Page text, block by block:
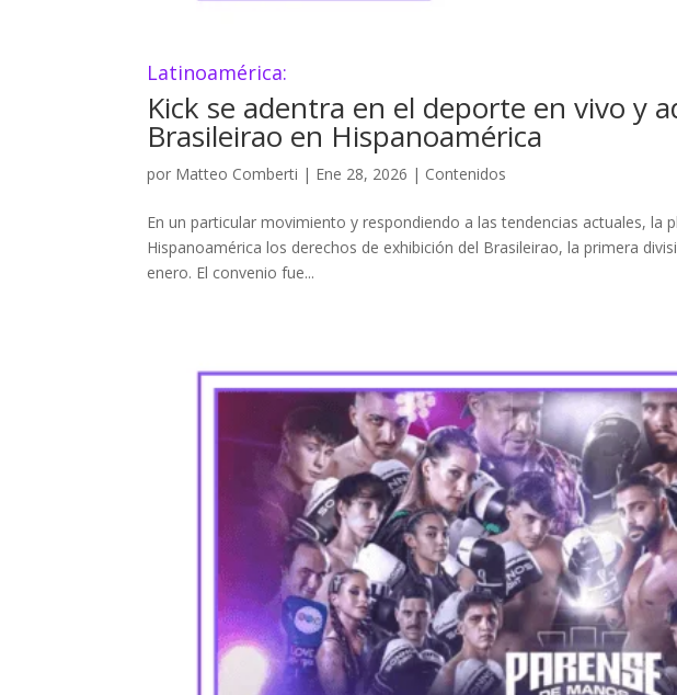
Latinoamérica:
Kick se adentra en el deporte en vivo y
Brasileirao en Hispanoamérica
por Matteo Comberti | Ene 28, 2026 | Contenidos
En un particular movimiento y respondiendo a las tendencias actuales, la
Hispanoamérica los derechos de exhibición del Brasileirao, la primera
enero. El convenio fue...